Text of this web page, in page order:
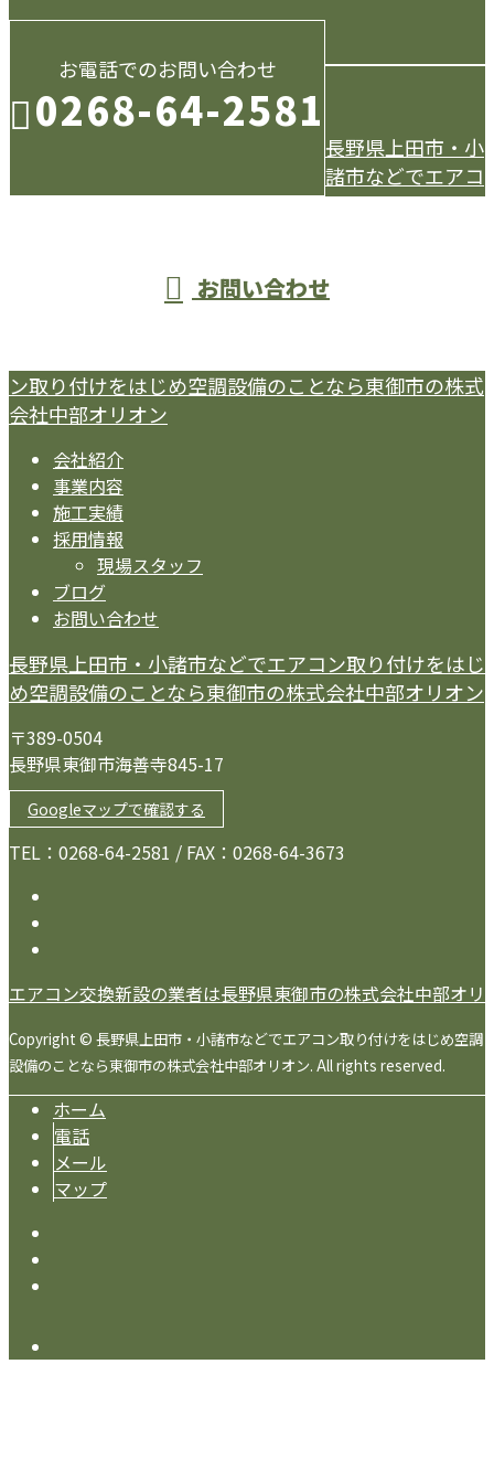
お電話でのお問い合わせ
0268-64-2581
お問い合わせ
長野県上田市・小
諸市などでエアコ
ン取り付けをはじめ空調設備のことなら東御市の株式
会社中部オリオン
会社紹介
事業内容
施工実績
採用情報
現場スタッフ
ブログ
お問い合わせ
長野県上田市・小諸市などでエアコン取り付けをはじ
め空調設備のことなら東御市の株式会社中部オリオン
〒389-0504
長野県東御市海善寺845-17
Googleマップで確認する
TEL：0268-64-2581 / FAX：0268-64-3673
エアコン交換新設の業者は長野県東御市の株式会社中部オ
Copyright © 長野県上田市・小諸市などでエアコン取り付けをはじめ空調
設備のことなら東御市の株式会社中部オリオン. All rights reserved.
ホーム
電話
メール
マップ